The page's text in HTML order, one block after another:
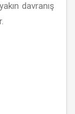
davranış